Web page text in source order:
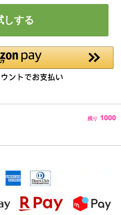
しする
残り 1000